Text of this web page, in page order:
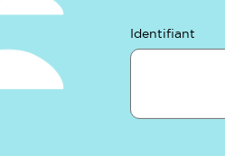
Identifiant